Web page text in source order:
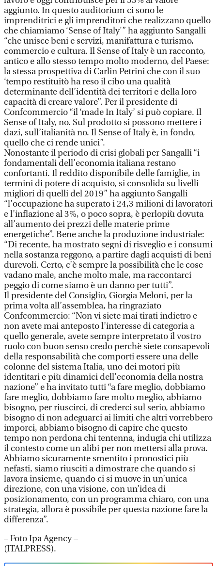
aggiunto. In questo auditorium ci sono le
imprenditrici e gli imprenditori che realizzano quello
che chiamiamo ‘Sense of Italy'” ha aggiunto Sangalli
“che unisce beni e servizi, manifattura e turismo,
commercio e cultura. Il Sense of Italy è un racconto,
antico e allo stesso tempo molto moderno, del Paese:
la stessa prospettiva di Carlin Petrini che con il suo
‘tempo restituitò ha reso il cibo una qualità
determinante dell’identità dei territori e della loro
capacità di creare valore”. Per il presidente di
Confcommercio “il ‘made In Italy’ si può copiare. Il
Sense of Italy, no. Sul prodotto si possono mettere i
dazi, sull’italianità no. Il Sense of Italy è, in fondo,
quello che ci rende unici”.
Nonostante il periodo di crisi globali per Sangalli “i
fondamentali dell’economia italiana restano
confortanti. Il reddito disponibile delle famiglie, in
termini di potere di acquisto, si consolida su livelli
migliori di quelli del 2019” ha aggiunto Sangalli
“l’occupazione ha superato i 24,3 milioni di lavoratori
e l’inflazione al 3%, o poco sopra, è perlopiù dovuta
all’aumento dei prezzi delle materie prime
energetiche”. Bene anche la produzione industriale:
“Di recente, ha mostrato segni di risveglio e i consumi
nella sostanza reggono, a partire dagli acquisti di beni
durevoli. Certo, c’è sempre la possibilità che le cose
vadano male, anche molto male, ma raccontarci
peggio di come siamo è un danno per tutti”.
Il presidente del Consiglio, Giorgia Meloni, per la
prima volta all’assemblea, ha ringraziato
Confcommercio: “Non vi siete mai tirati indietro e
non avete mai anteposto l’interesse di categoria a
quello generale, avete sempre interpretato il vostro
ruolo con buon senso credo perchè siete consapevoli
della responsabilità che comporti essere una delle
colonne del sistema Italia, uno dei motori più
identitari e più dinamici dell’economia della nostra
nazione” e ha invitato tutti “a fare meglio, dobbiamo
fare meglio, dobbiamo fare molto meglio, abbiamo
bisogno, per riuscirci, di crederci sul serio, abbiamo
bisogno di non adeguarci ai limiti che altri vorrebbero
imporci, abbiamo bisogno di capire che questo
tempo non perdona chi tentenna, indugia chi utilizza
il contesto come un alibi per non mettersi alla prova.
Abbiamo sicuramente smentito i pronostici più
nefasti, siamo riusciti a dimostrare che quando si
lavora insieme, quando ci si muove in un’unica
direzione, con una visione, con un’idea di
posizionamento, con un programma chiaro, con una
strategia, allora è possibile per questa nazione fare la
differenza”.
– Foto Ipa Agency –
(ITALPRESS).